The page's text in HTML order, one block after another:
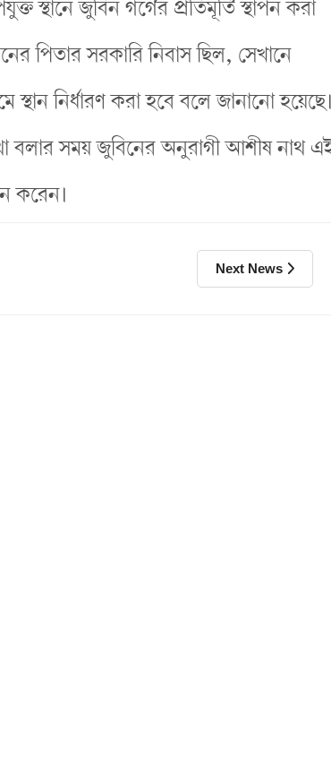
স্থানে জুবিন গর্গের প্রতিমূর্তি স্থাপন করা
পিতার সরকারি নিবাস ছিল, সেখানে
স্থান নির্ধারণ করা হবে বলে জানানো হয়েছে।
বলার সময় জুবিনের অনুরাগী আশীষ নাথ
করেন।
Next News